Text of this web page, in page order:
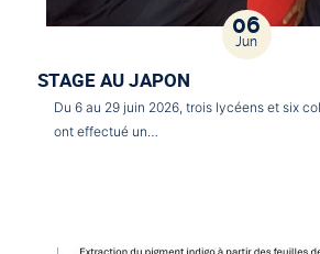
06
Jun
STAGE AU JAPON
Du 6 au 29 juin 2026, trois lycéens et six
ont effectué un…